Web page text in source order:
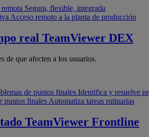
Segura, flexible, integrada
Acceso remoto a la planta de producción
real TeamViewer DEX
de que afecten a los usuarios.
de puntos finales Identifica y resuelve
puntos finales Automatiza tareas rutinarias
TeamViewer Frontline